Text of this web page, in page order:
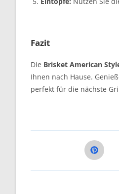
Fazit
Die Brisket American
Ihnen nach Hause.
perfekt für die nächste
Opens in